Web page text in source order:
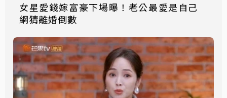
女星愛錢嫁富豪下場曝！老公最愛是自己
網猜離婚倒數